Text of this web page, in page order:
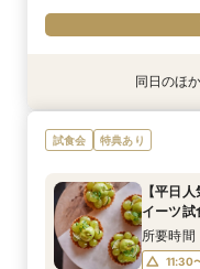
特典あり
8/27 木)
＼初見
園ツアー
11:30
13:00
17:00
8/27 木)
アットホ
討の方/
ケット付
所要時
14:00
同日のほ
試食会 特典あり
【平日
イーツ試
所要時
11:30